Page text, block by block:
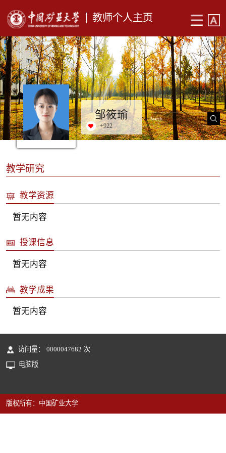
教师个人主页
邹筱瑜
+922
教学研究
教学资源
暂无内容
授课信息
暂无内容
教学成果
暂无内容
访问量： 0000047682 次
电脑版
版权所有：中国矿业大学